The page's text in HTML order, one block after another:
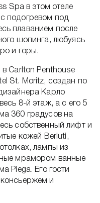
Spa в этом отеле
подогревом под
плаванием после
шопинга, любуясь
и горы.
Carlton Penthouse
St. Moritz, создан по
Карло
8-й этаж, а с его 5
360 градусов на
собственный лифт и
кожей Berluti,
лампы из
мрамором ванные
Piega. Его гости
консьержем и